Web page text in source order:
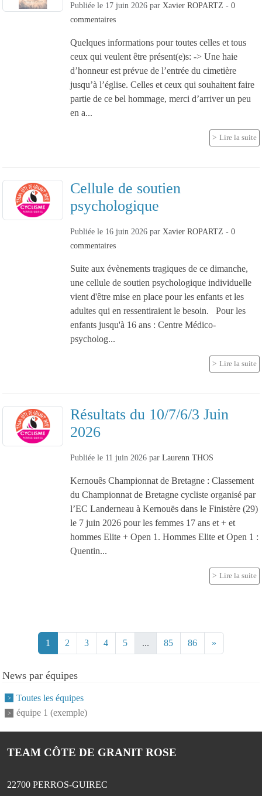
Publiée le 17 juin 2026 par Xavier ROPARTZ - 0
commentaires
Quelques informations pour toutes celles et tous
ceux qui veulent être présent(e)s: -> Une haie
d’honneur est prévue de l’entrée du cimetière
jusqu’à l’église. Celles et ceux qui souhaitent faire
partie de ce bel hommage, merci d’arriver un peu
en a...
Lire la suite
Cellule de soutien
psychologique
Publiée le 16 juin 2026 par Xavier ROPARTZ - 0
commentaires
Suite aux évènements tragiques de ce dimanche,
une cellule de soutien psychologique individuelle
vient d'être mise en place pour les enfants et les
adultes qui en ressentiraient le besoin. Pour les
enfants jusqu'à 16 ans : Centre Médico-
psycholog...
Lire la suite
Résultats du 10/7/6/3 Juin
2026
Publiée le 11 juin 2026 par Laurenn THOS
Kernouês Championnat de Bretagne : Classement
du Championnat de Bretagne cycliste organisé par
l’EC Landerneau à Kernouës dans le Finistère (29)
le 7 juin 2026 pour les femmes 17 ans et + et
hommes Elite + Open 1. Hommes Elite et Open 1 :
Quentin...
Lire la suite
1 2 3 4 5 ... 85 86 »
News par équipes
Toutes les équipes
équipe 1 (exemple)
TEAM CÔTE DE GRANIT ROSE
22700 PERROS-GUIREC